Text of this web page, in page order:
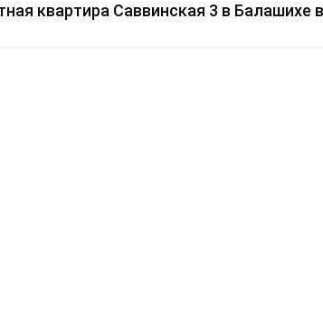
квартира Саввинская 3 в Балашихе